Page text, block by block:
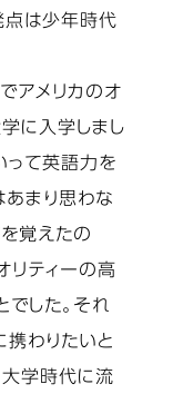
点は少年時代
アメリカのオ
に入学しまし
って英語力を
あまり思わな
覚えたの
リティーの高
した。それ
携わりたいと
大学時代に流